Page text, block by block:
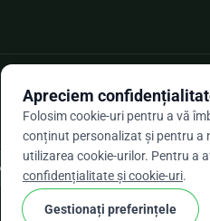
★★★★★ 4,9 / 5 pe baza a
Apreciem
Folosim cookie-uri pentru a vă
conținut personalizat și pentru a
utilizarea cookie-urilor. Pentru a
confidențialitate și cookie-uri.
Gestionați preferințele